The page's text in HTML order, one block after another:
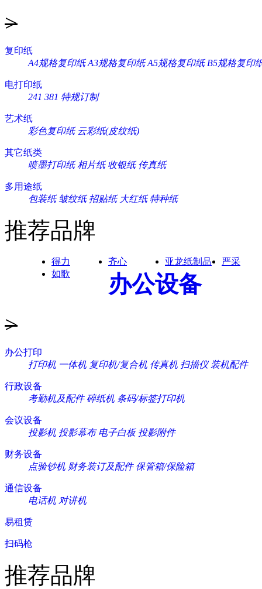
>
复印纸
A4规格复印纸 A3规格复印纸 A5规格复印纸 B5规格复印
电打印纸
241 381 特规订制
艺术纸
彩色复印纸 云彩纸(皮纹纸)
其它纸类
喷墨打印纸 相片纸 收银纸 传真纸
多用途纸
包装纸 皱纹纸 招贴纸 大红纸 特种纸
推荐品牌
得力 齐心 亚龙纸制品
严采
如歌
办公设备
>
办公打印
打印机 一体机 复印机/复合机 传真机 扫描仪 装机配件
行政设备
考勤机及配件 碎纸机 条码/标签打印机
会议设备
投影机 投影幕布 电子白板 投影附件
财务设备
点验钞机 财务装订及配件 保管箱/保险箱
通信设备
电话机 对讲机
易租赁
扫码枪
推荐品牌